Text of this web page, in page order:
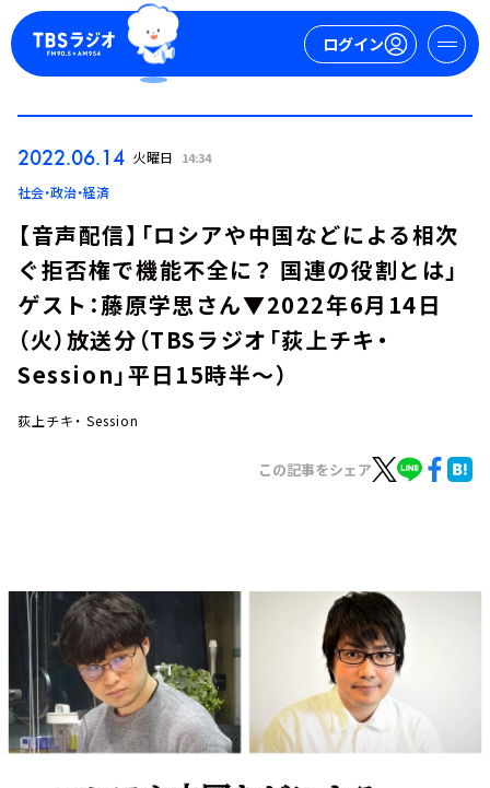
ログイン
週間番組表
2022.06.14 火曜日 14:34
社会・政治・経済
【音声配信】「ロシアや中国などによる相次
ぐ拒否権で機能不全に？ 国連の役割とは」
ゲスト：藤原学思さん▼2022年6月14日
（火）放送分（TBSラジオ「荻上チキ・
Session」平日15時半～）
荻上チキ・ Session
この記事をシェア